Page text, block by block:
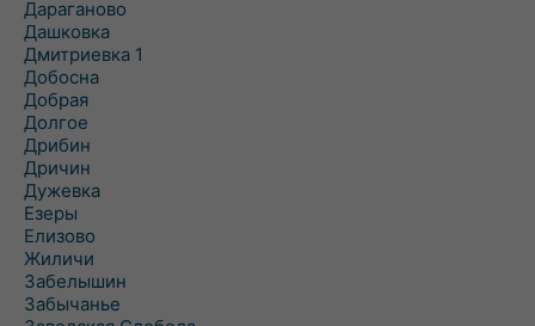
Дараганово
Дашковка
Дмитриевка 1
Добосна
Добрая
Долгое
Дрибин
Дричин
Дужевка
Езеры
Елизово
Жиличи
Забелышин
Забычанье